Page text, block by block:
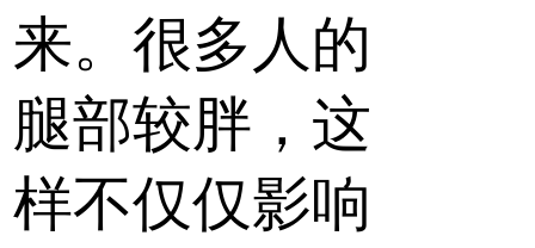
来。很多人的
腿部较胖，这
样不仅仅影响